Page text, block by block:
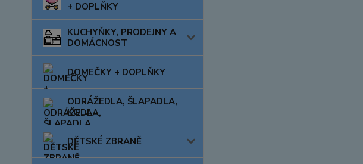
+ DOPLŇKY
KUCHYŇKY, PRODEJNY A
DOMÁCNOST
DOMEČKY + DOPLŇKY
ODRÁŽEDLA, ŠLAPADLA,
KOLA
DĚTSKÉ ZBRANĚ